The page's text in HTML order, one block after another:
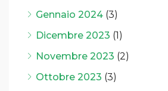
Gennaio 2024 (3)
Dicembre 2023 (1)
Novembre 2023 (2)
Ottobre 2023 (3)